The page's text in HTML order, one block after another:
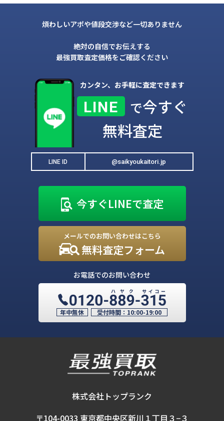
煩わしいアポや値段交渉など一切ありません
絶対の自信でお伝えする
最強買取査定価格をご確認ください
カンタン、お手軽に査定できます
LINE で今すぐ
無料査定
LINE ID @saikyoukaitori.jp
今すぐLINEで査定
メールでのお問い合わせはこちら
無料査定フォーム
お電話でのお問い合わせ
年中無休 受付時間： 10:00-19:00
株式会社トップランク
〒104-0033 東京都中央区新川１丁目３−３